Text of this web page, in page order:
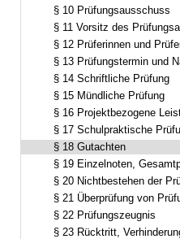
§ 10 Prüfungsausschuss
§ 11 Vorsitz des
§ 12 Prüferinnen und
§ 13 Prüfungstermin und
§ 14 Schriftliche Prüfung
§ 15 Mündliche Prüfung
§ 16 Projektbezogene
§ 17 Schulpraktische
§ 18 Gutachten
§ 19 Einzelnoten,
§ 20 Nichtbestehen der
§ 21 Überprüfung von
§ 22 Prüfungszeugnis
§ 23 Rücktritt,